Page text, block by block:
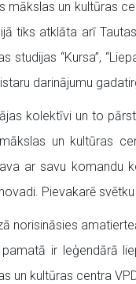
mākslas un kultūras
tiks atklāta arī
studijas “Kursa”,
darinājumu
kolektīvi un to
un kultūras
ar savu komandu
Pievakarē
norisināsies
pamatā ir leģendārā
un kultūras centra